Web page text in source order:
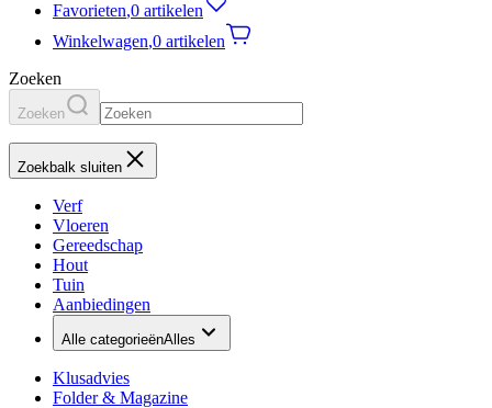
Favorieten,0 artikelen
Winkelwagen,0 artikelen
Zoeken
Zoeken
Zoekbalk sluiten
Verf
Vloeren
Gereedschap
Hout
Tuin
Aanbiedingen
Alle categorieënAlles
Klusadvies
Folder & Magazine